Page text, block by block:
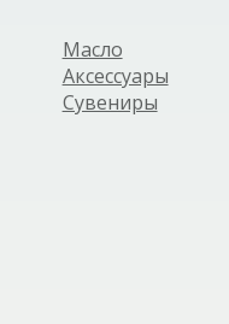
Масло
Аксессуары
Сувениры